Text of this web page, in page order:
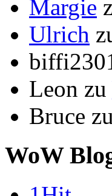
Margie
Ulrich
Leon zu
Bruce zu
WoW